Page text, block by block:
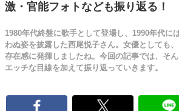
激・官能フォトなども振り返る！
1980年代終盤に歌手として登場し、1990年代に
わぬ姿を披露した西尾悦子さん。女優としても
存在感に発揮しましたね。今回の記事では、そ
エッチな目線を加えて振り返っていきます。